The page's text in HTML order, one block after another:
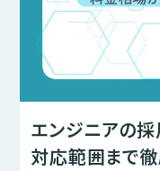
エンジニアの
対応範囲まで